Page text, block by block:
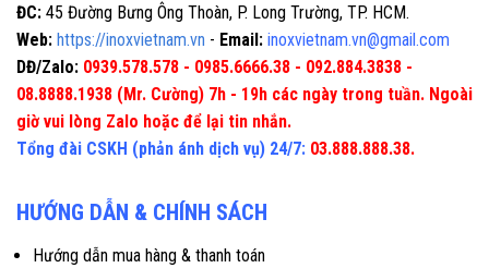
ĐC: 45 Đường Bưng Ông Thoàn, P. Long Trường, TP. HCM.
Web: https://inoxvietnam.vn - Email: inoxvietnam.vn@gmail.com
DĐ/Zalo: 0939.578.578 - 0985.6666.38 - 092.884.3838 -
08.8888.1938 (Mr. Cường) 7h - 19h các ngày trong tuần. Ngoài
giờ vui lòng Zalo hoặc để lại tin nhắn.
Tổng đài CSKH (phản ánh dịch vụ) 24/7: 03.888.888.38.
HƯỚNG DẪN & CHÍNH SÁCH
Hướng dẫn mua hàng & thanh toán